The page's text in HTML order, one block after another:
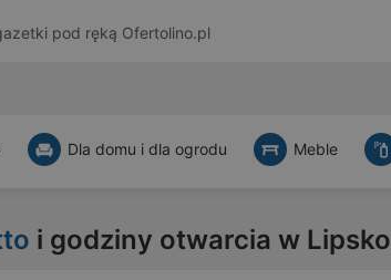
pod ręką Ofertolino.pl
Dla domu i dla ogrodu Meble
i godziny otwarcia w Lipsko